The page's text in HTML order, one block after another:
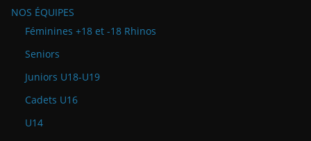
NOS ÉQUIPES
Féminines +18 et -18 Rhinos
Seniors
Juniors U18-U19
Cadets U16
U14